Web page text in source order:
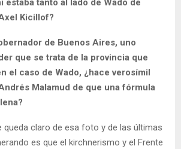
estaba tanto al lado de Wado de
Kicillof?
de Buenos Aires, uno
que se trata de la provincia que
el caso de Wado, ¿hace verosímil
Malamud de que una fórmula
queda claro de esa foto y de las últimas
es que el kirchnerismo y el Frente